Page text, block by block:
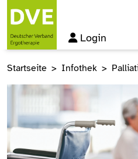
Login
Startseite Infothek